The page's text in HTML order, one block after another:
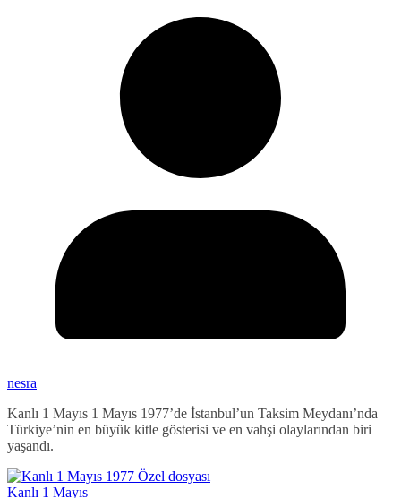
nesra
Kanlı 1 Mayıs 1 Mayıs 1977’de İstanbul’un Taksim Meydanı’nda
Türkiye’nin en büyük kitle gösterisi ve en vahşi olaylarından biri
yaşandı.
Kanlı 1 Mayıs